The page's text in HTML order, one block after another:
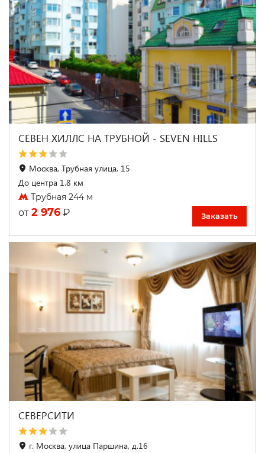
СЕВЕН ХИЛЛС НА ТРУБНОЙ - SEVEN HILLS
Москва, Трубная улица, 15
До центра 1.8 км
Трубная 244 м
от 2 976 ₽ Заказать
СЕВЕРСИТИ
г. Москва, улица Паршина, д.16